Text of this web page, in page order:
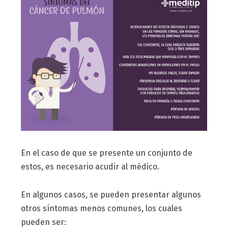
En el caso de que se presente un conjunto de
estos, es necesario acudir al médico.
En algunos casos, se pueden presentar algunos
otros síntomas menos comunes, los cuales
pueden ser: